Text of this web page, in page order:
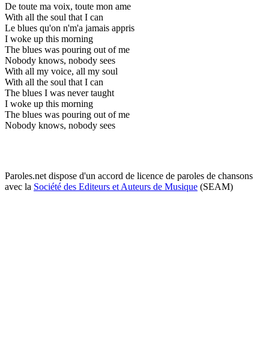
De toute ma voix, toute mon ame
With all the soul that I can
Le blues qu'on n'm'a jamais appris
I woke up this morning
The blues was pouring out of me
Nobody knows, nobody sees
With all my voice, all my soul
With all the soul that I can
The blues I was never taught
I woke up this morning
The blues was pouring out of me
Nobody knows, nobody sees
Paroles.net dispose d'un accord de licence de paroles de chansons
avec la Société des Editeurs et Auteurs de Musique (SEAM)